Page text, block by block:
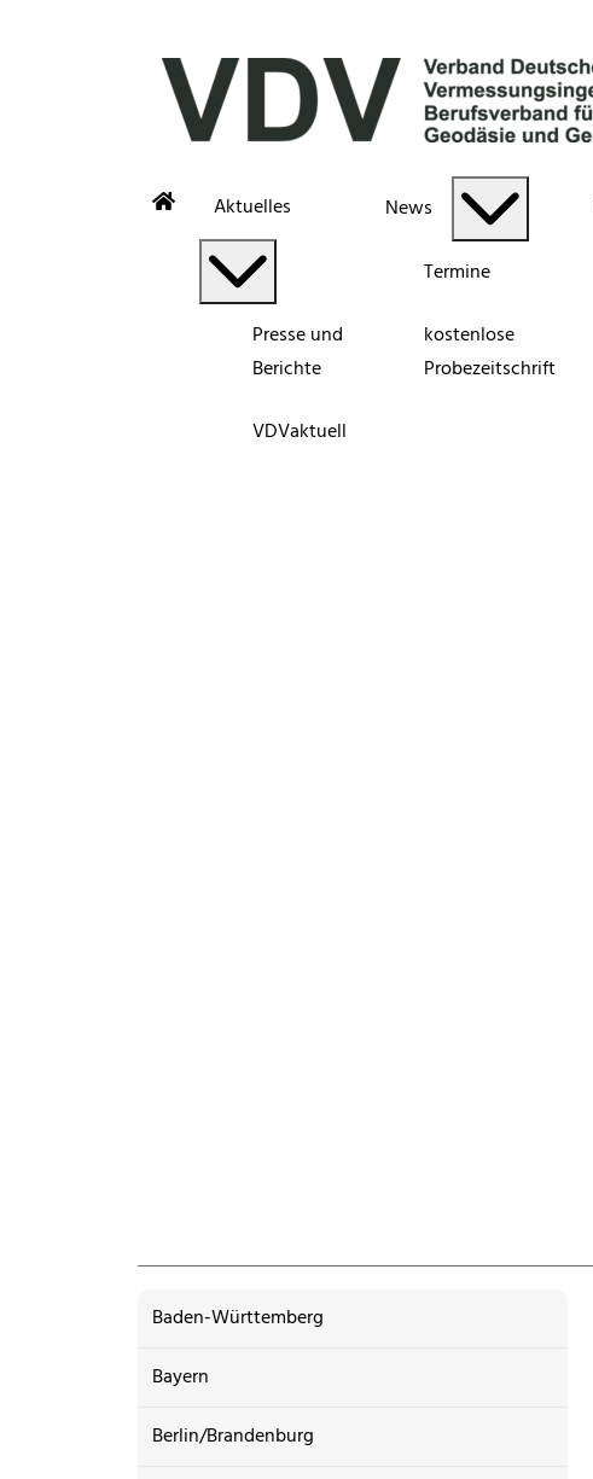
Aktuelles
Presse und
Berichte
VDVaktuell
News
Termine
kostenlose
Probezeitschrift
Baden-Württemberg
Bayern
Berlin/Brandenburg